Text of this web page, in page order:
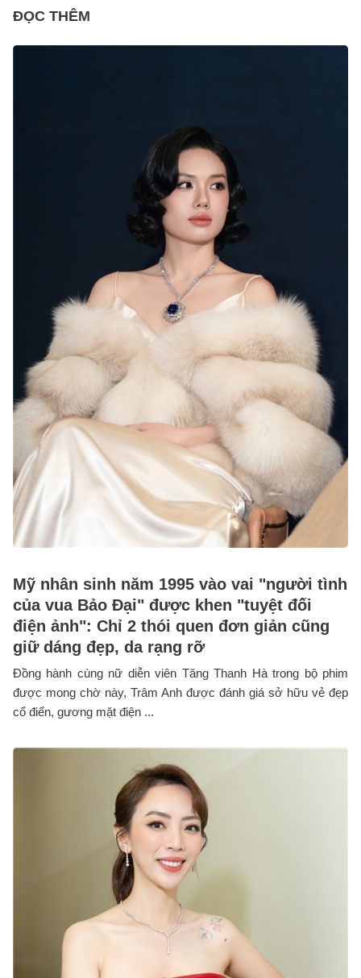
ĐỌC THÊM
Mỹ nhân sinh năm 1995 vào vai "người tình
của vua Bảo Đại" được khen "tuyệt đối
điện ảnh": Chỉ 2 thói quen đơn giản cũng
giữ dáng đẹp, da rạng rỡ
Đồng hành cùng nữ diễn viên Tăng Thanh Hà trong bộ phim
được mong chờ này, Trâm Anh được đánh giá sở hữu vẻ đẹp
cổ điển, gương mặt điện ...